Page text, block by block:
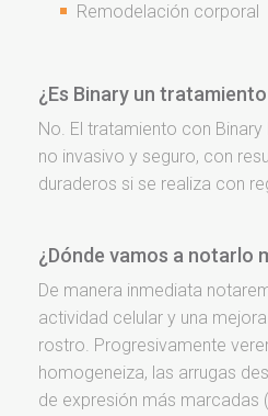
Remodelación corporal
¿Es Binary un
No. El tratamiento con
no invasivo y seguro, con
duraderos si se realiza con
¿Dónde vamos a notarlo
De manera inmediata
actividad celular y una
rostro. Progresivamente
homogeneiza, las arrugas
de expresión más marcadas